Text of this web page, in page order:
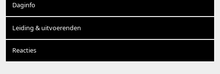
Daginfo
Leiding & uitvoerenden
Reacties